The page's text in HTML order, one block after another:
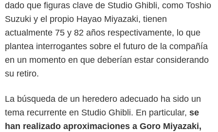
dado que figuras clave de Studio Ghibli, como Toshio
Suzuki y el propio Hayao Miyazaki, tienen
actualmente 75 y 82 años respectivamente, lo que
plantea interrogantes sobre el futuro de la compañía
en un momento en que deberían estar considerando
su retiro.
La búsqueda de un heredero adecuado ha sido un
tema recurrente en Studio Ghibli. En particular, se
han realizado aproximaciones a Goro Miyazaki,
Getty Images